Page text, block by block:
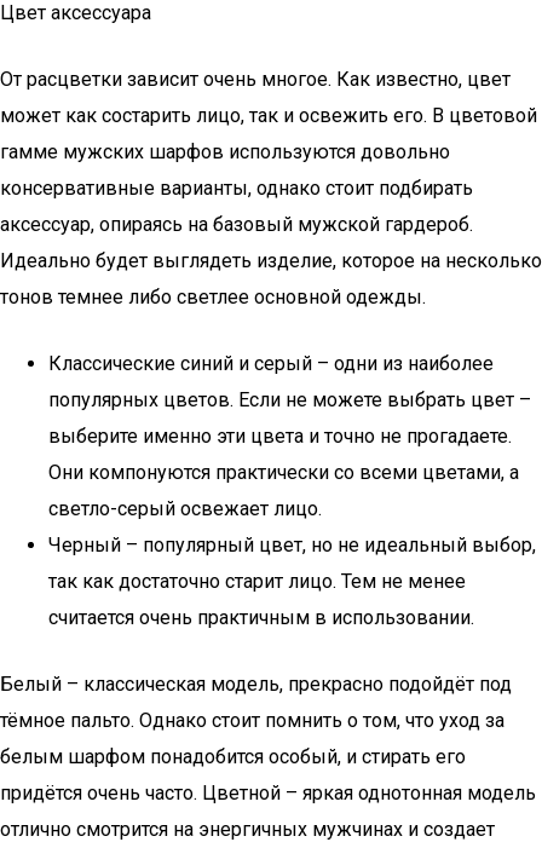
Цвет аксессуара
От расцветки зависит очень многое. Как известно, цвет
может как состарить лицо, так и освежить его. В цветовой
гамме мужских шарфов используются довольно
консервативные варианты, однако стоит подбирать
аксессуар, опираясь на базовый мужской гардероб.
Идеально будет выглядеть изделие, которое на несколько
тонов темнее либо светлее основной одежды.
Классические синий и серый – одни из наиболее
популярных цветов. Если не можете выбрать цвет –
выберите именно эти цвета и точно не прогадаете.
Они компонуются практически со всеми цветами, а
светло-серый освежает лицо.
Черный – популярный цвет, но не идеальный выбор,
так как достаточно старит лицо. Тем не менее
считается очень практичным в использовании.
Белый – классическая модель, прекрасно подойдёт под
тёмное пальто. Однако стоит помнить о том, что уход за
белым шарфом понадобится особый, и стирать его
придётся очень часто. Цветной – яркая однотонная модель
отлично смотрится на энергичных мужчинах и создает